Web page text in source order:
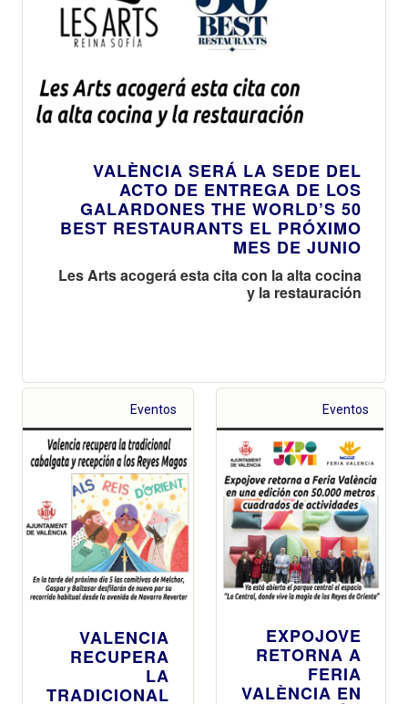
VALÈNCIA SERÁ LA SEDE DEL
ACTO DE ENTREGA DE LOS
GALARDONES THE WORLD’S 50
BEST RESTAURANTS EL PRÓXIMO
MES DE JUNIO
Les Arts acogerá esta cita con la alta cocina
y la restauración
Eventos
VALENCIA
RECUPERA
LA
TRADICIONAL
Eventos
EXPOJOVE
RETORNA A
FERIA
VALÈNCIA EN